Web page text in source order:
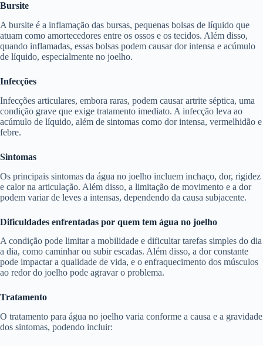
Bursite
A bursite é a inflamação das bursas, pequenas bolsas de líquido que
atuam como amortecedores entre os ossos e os tecidos. Além disso,
quando inflamadas, essas bolsas podem causar dor intensa e acúmulo
de líquido, especialmente no joelho.
Infecções
Infecções articulares, embora raras, podem causar artrite séptica, uma
condição grave que exige tratamento imediato. A infecção leva ao
acúmulo de líquido, além de sintomas como dor intensa, vermelhidão e
febre.
Sintomas
Os principais sintomas da água no joelho incluem inchaço, dor, rigidez
e calor na articulação. Além disso, a limitação de movimento e a dor
podem variar de leves a intensas, dependendo da causa subjacente.
Dificuldades enfrentadas por quem tem água no joelho
A condição pode limitar a mobilidade e dificultar tarefas simples do dia
a dia, como caminhar ou subir escadas. Além disso, a dor constante
pode impactar a qualidade de vida, e o enfraquecimento dos músculos
ao redor do joelho pode agravar o problema.
Tratamento
O tratamento para água no joelho varia conforme a causa e a gravidade
dos sintomas, podendo incluir: